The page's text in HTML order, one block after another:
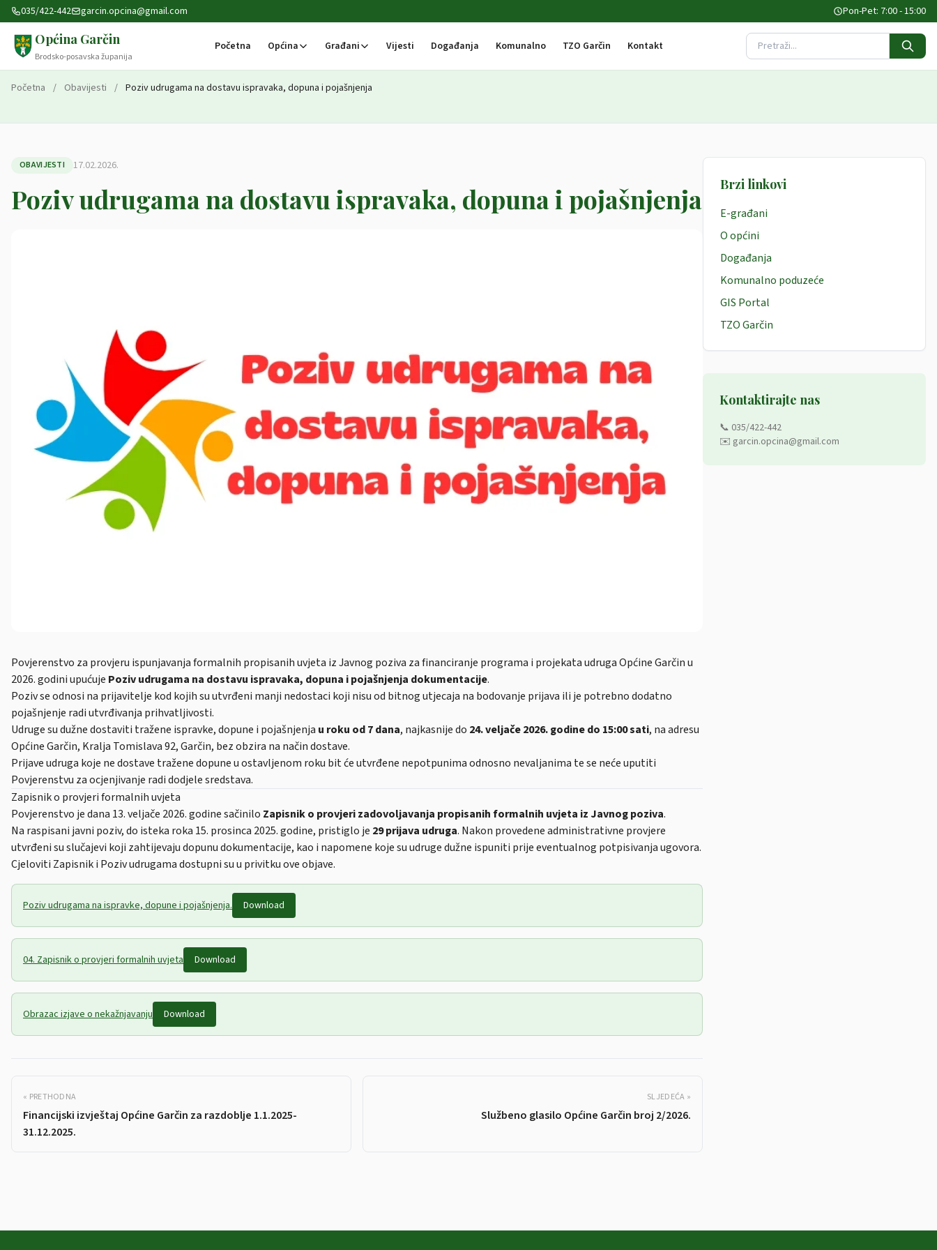
Preskoči na sadržaj
035/422-442 garcin.opcina@gmail.com Pon-Pet: 7:00 - 15:00
Općina Garčin
Brodsko-posavska županija
Početna Općina Građani Vijesti Događanja Komunalno TZO Garčin Kontakt Pretraži stranicu
Početna / Obavijesti / Poziv udrugama na dostavu ispravaka, dopuna i pojašnjenja
OBAVIJESTI 17.02.2026.
Poziv udrugama na dostavu ispravaka, dopuna i pojašnjenja
Povjerenstvo za provjeru ispunjavanja formalnih propisanih uvjeta iz Javnog poziva za financiranje programa i projekata udruga Općine Garčin u
2026. godini upućuje Poziv udrugama na dostavu ispravaka, dopuna i pojašnjenja dokumentacije.
Poziv se odnosi na prijavitelje kod kojih su utvrđeni manji nedostaci koji nisu od bitnog utjecaja na bodovanje prijava ili je potrebno dodatno
pojašnjenje radi utvrđivanja prihvatljivosti.
Udruge su dužne dostaviti tražene ispravke, dopune i pojašnjenja u roku od 7 dana, najkasnije do 24. veljače 2026. godine do 15:00 sati, na adresu
Općine Garčin, Kralja Tomislava 92, Garčin, bez obzira na način dostave.
Prijave udruga koje ne dostave tražene dopune u ostavljenom roku bit će utvrđene nepotpunima odnosno nevaljanima te se neće uputiti
Povjerenstvu za ocjenjivanje radi dodjele sredstava.
Zapisnik o provjeri formalnih uvjeta
Povjerenstvo je dana 13. veljače 2026. godine sačinilo Zapisnik o provjeri zadovoljavanja propisanih formalnih uvjeta iz Javnog poziva.
Na raspisani javni poziv, do isteka roka 15. prosinca 2025. godine, pristiglo je 29 prijava udruga. Nakon provedene administrativne provjere
utvrđeni su slučajevi koji zahtijevaju dopunu dokumentacije, kao i napomene koje su udruge dužne ispuniti prije eventualnog potpisivanja ugovora.
Cjeloviti Zapisnik i Poziv udrugama dostupni su u privitku ove objave.
Poziv udrugama na ispravke, dopune i pojašnjenja. Download
04. Zapisnik o provjeri formalnih uvjeta Download
Obrazac izjave o nekažnjavanju Download
« PRETHODNA
Financijski izvještaj Općine Garčin za razdoblje 1.1.2025-
31.12.2025.
SLJEDEĆA »
Službeno glasilo Općine Garčin broj 2/2026.
Brzi linkovi
E-građani
O općini
Događanja
Komunalno poduzeće
GIS Portal
TZO Garčin
Kontaktirajte nas
📞 035/422-442
✉️ garcin.opcina@gmail.com